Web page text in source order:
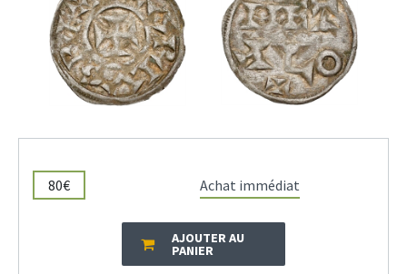
80€ Achat immédiat
AJOUTER AU
PANIER